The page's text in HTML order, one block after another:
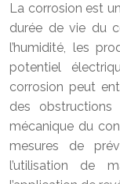
La corrosion est
durée de vie du
l’humidité, les
potentiel
corrosion peut
des
mécanique du
mesures de
l’utilisation de